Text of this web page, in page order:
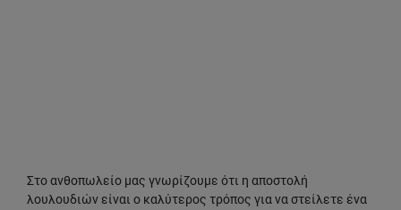
Στο ανθοπωλείο μας γνωρίζουμε ότι η αποστολή
λουλουδιών είναι ο καλύτερος τρόπος για να στείλετε ένα